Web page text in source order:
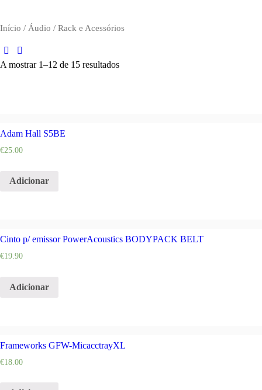
Início / Áudio / Rack e Acessórios
A mostrar 1–12 de 15 resultados
Adam Hall S5BE
€25.00
Adicionar
Cinto p/ emissor PowerAcoustics BODYPACK BELT
€19.90
Adicionar
Frameworks GFW-MicacctrayXL
€18.00